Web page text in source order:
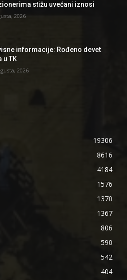
stižu uvećani iznosi
2026
informacije: Rođeno devet
u TK
2026
19306
8616
4184
1576
1370
1367
806
590
542
404